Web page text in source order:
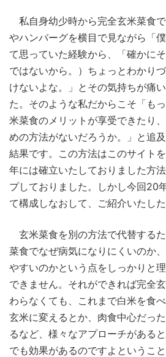
私自身幼少時から完全玄米菜食
やハンバーグを横目で見ながら「
て思っていた経験から、「確かに
ではないから。）ちょっとわかり
けないよな。」とその気持ちが痛
た。そのような私だからこそ「も
米菜食のメリットが享受できたり
めの方法がないだろうか。」と追
結果です。この方法はこのサイト
年には確立いたしておりました方
プしておりました。しかし今回20
て構成しなおして、ご紹介いたした
玄米菜食を別の方法で代替する
菜食でなぜ病気になりにくいのか
やすいのかという点をしっかりと
できません。それができれば完全
わらなくても、これまで白米を食
玄米に変えるとか、肉食中心だっ
るなど、様々なアプローチがある
でも効果があるのですよというこ